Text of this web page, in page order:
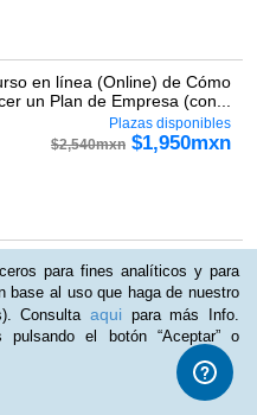
en línea (Online) de Cómo
un Plan de Empresa (con...
Plazas disponibles
$2,540mxn $1,950mxn
en línea (Online) de Análisis
Económico Financiero de la...
Plazas disponibles
$ 960mxn $529mxn
para fines analíticos y para
base al uso que haga de nuestro
Consulta aqui para más Info.
el botón “Aceptar” o